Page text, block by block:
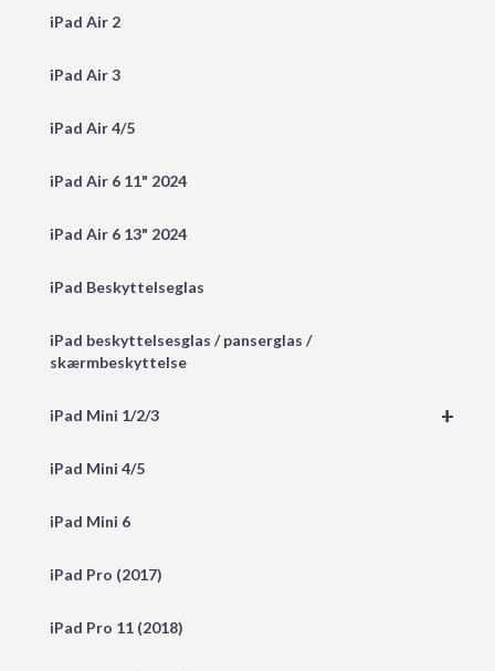
iPad Air 2
iPad Air 3
iPad Air 4/5
iPad Air 6 11" 2024
iPad Air 6 13" 2024
iPad Beskyttelseglas
iPad beskyttelsesglas / panserglas /
skærmbeskyttelse
+
iPad Mini 1/2/3
iPad Mini 4/5
iPad Mini 6
iPad Pro (2017)
iPad Pro 11 (2018)